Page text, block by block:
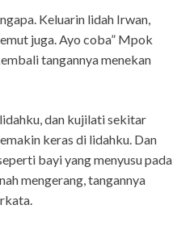
Keluarin lidah Irwan,
juga. Ayo coba” Mpok
tangannya menekan
dan kujilati sekitar
keras di lidahku. Dan
bayi yang menyusu pada
mengerang, tangannya